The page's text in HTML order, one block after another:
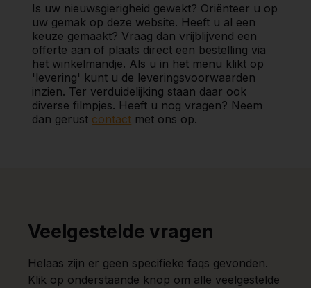
Is uw nieuwsgierigheid gewekt? Oriënteer u op
uw gemak op deze website. Heeft u al een
keuze gemaakt? Vraag dan vrijblijvend een
offerte aan of plaats direct een bestelling via
het winkelmandje. Als u in het menu klikt op
'levering' kunt u de leveringsvoorwaarden
inzien. Ter verduidelijking staan daar ook
diverse filmpjes. Heeft u nog vragen? Neem
dan gerust contact met ons op.
Veelgestelde vragen
Helaas zijn er geen specifieke faqs gevonden.
Klik op onderstaande knop om alle veelgestelde